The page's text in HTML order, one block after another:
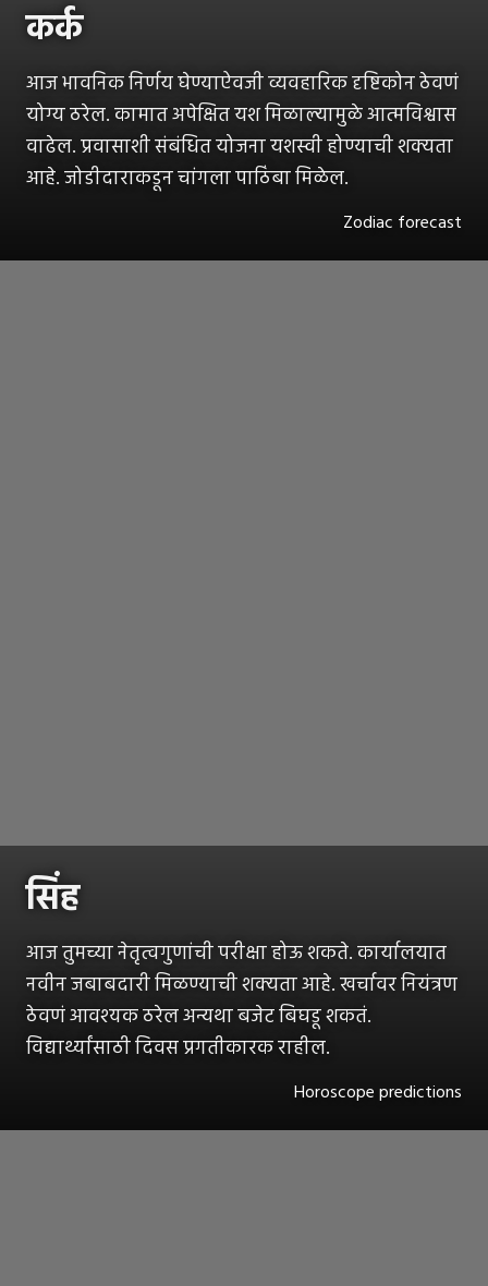
कर्क
आज भावनिक निर्णय घेण्याऐवजी व्यवहारिक दृष्टिकोन ठेवणं
योग्य ठरेल. कामात अपेक्षित यश मिळाल्यामुळे आत्मविश्वास
वाढेल. प्रवासाशी संबंधित योजना यशस्वी होण्याची शक्यता
आहे. जोडीदाराकडून चांगला पाठिंबा मिळेल.
Zodiac forecast
सिंह
आज तुमच्या नेतृत्वगुणांची परीक्षा होऊ शकते. कार्यालयात
नवीन जबाबदारी मिळण्याची शक्यता आहे. खर्चावर नियंत्रण
ठेवणं आवश्यक ठरेल अन्यथा बजेट बिघडू शकतं.
विद्यार्थ्यांसाठी दिवस प्रगतीकारक राहील.
Horoscope predictions